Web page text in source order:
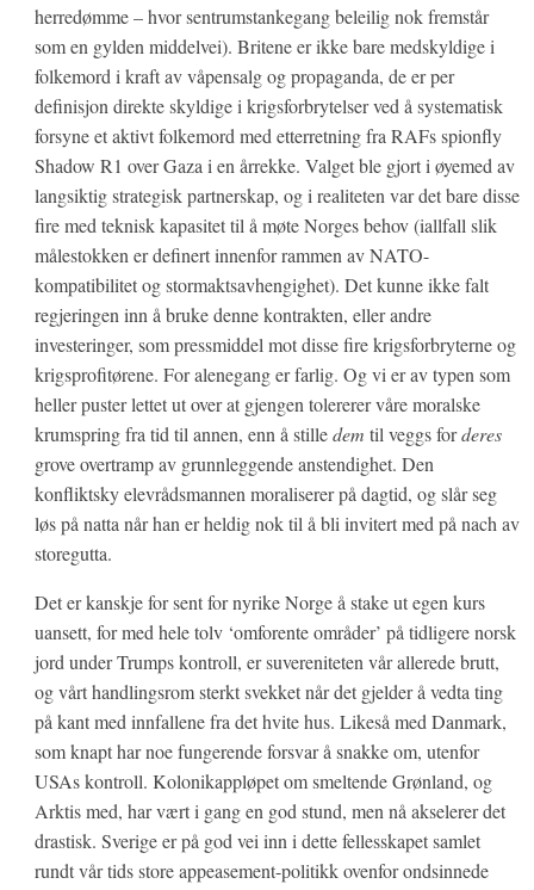
herredømme – hvor sentrumstankegang beleilig nok fremstår
som en gylden middelvei). Britene er ikke bare medskyldige i
folkemord i kraft av våpensalg og propaganda, de er per
definisjon direkte skyldige i krigsforbrytelser ved å systematisk
forsyne et aktivt folkemord med etterretning fra RAFs spionfly
Shadow R1 over Gaza i en årrekke. Valget ble gjort i øyemed av
langsiktig strategisk partnerskap, og i realiteten var det bare disse
fire med teknisk kapasitet til å møte Norges behov (iallfall slik
målestokken er definert innenfor rammen av NATO-
kompatibilitet og stormaktsavhengighet). Det kunne ikke falt
regjeringen inn å bruke denne kontrakten, eller andre
investeringer, som pressmiddel mot disse fire krigsforbryterne og
krigsprofitørene. For alenegang er farlig. Og vi er av typen som
heller puster lettet ut over at gjengen tolererer våre moralske
krumspring fra tid til annen, enn å stilledem til veggs forderes
grove overtramp av grunnleggende anstendighet. Den
konfliktsky elevrådsmannen moraliserer på dagtid, og slår seg
løs på natta når han er heldig nok til å bli invitert med på nach av
storegutta.
Det er kanskje for sent for nyrike Norge å stake ut egen kurs
uansett, for med hele tolv ‘omforente områder’ på tidligere norsk
jord under Trumps kontroll, er suvereniteten vår allerede brutt,
og vårt handlingsrom sterkt svekket når det gjelder å vedta ting
på kant med innfallene fra det hvite hus. Likeså med Danmark,
som knapt har noe fungerende forsvar å snakke om, utenfor
USAs kontroll. Kolonikappløpet om smeltende Grønland, og
Arktis med, har vært i gang en god stund, men nå akselerer det
drastisk. Sverige er på god vei inn i dette fellesskapet samlet
rundt vår tids store appeasement-politikk ovenfor ondsinnede